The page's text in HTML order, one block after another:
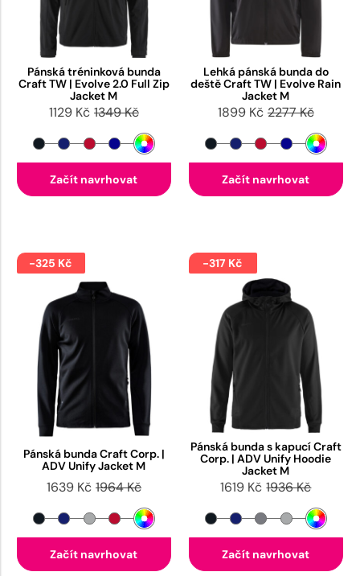
Pánská tréninková bunda
Craft TW | Evolve 2.0 Full Zip
Jacket M
1129 Kč 1349 Kč
Začít navrhovat
Lehká pánská bunda do
deště Craft TW | Evolve Rain
Jacket M
1899 Kč 2277 Kč
Začít navrhovat
-325 Kč
Pánská bunda Craft Corp. |
ADV Unify Jacket M
1639 Kč 1964 Kč
Začít navrhovat
-317 Kč
Pánská bunda s kapucí Craft
Corp. | ADV Unify Hoodie
Jacket M
1619 Kč 1936 Kč
Začít navrhovat